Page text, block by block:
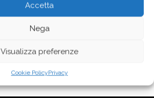
Accetta
Nega
Visualizza preferenze
Cookie PolicyPrivacy